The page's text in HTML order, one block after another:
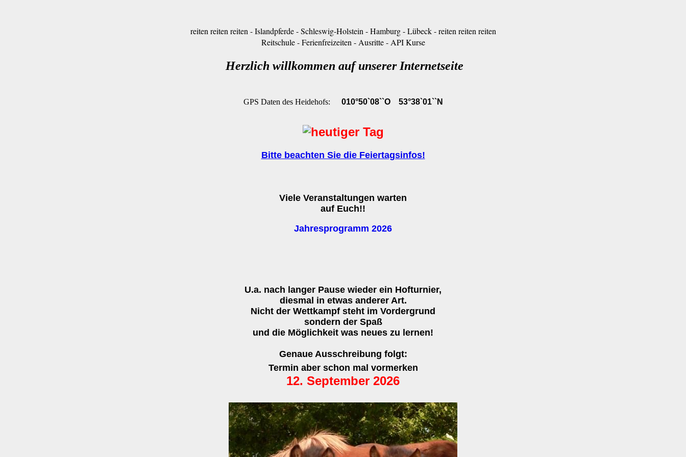
reiten reiten reiten - Islandpferde - Schleswig-Holstein - Hamburg - Lübeck - reiten reiten reiten
Reitschule - Ferienfreizeiten - Ausritte - API Kurse
Herzlich willkommen auf unserer Internetseite
GPS Daten des Heidehofs: 010°50`08``O 53°38`01``N
Bitte beachten Sie die Feiertagsinfos!
Viele Veranstaltungen warten
auf Euch!!
Jahresprogramm 2026
U.a. nach langer Pause wieder ein Hofturnier,
diesmal in etwas anderer Art.
Nicht der Wettkampf steht im Vordergrund
sondern der Spaß
und die Möglichkeit was neues zu lernen!
Genaue Ausschreibung folgt:
Termin aber schon mal vormerken
12. September 2026